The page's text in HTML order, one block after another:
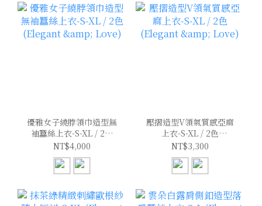
優雅女子繞脖領巾造型無
袖蠶絲上衣-S-XL / 2色
(Elegant & Love)
NT$4,000
壓摺造型V領氣質感亞麻
上衣-S-XL / 2色
(Elegant & Love)
NT$3,300